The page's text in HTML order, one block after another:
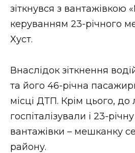
ВІДЕО
зіткнувся з вантажівкою
керуванням 23-річного
Хуст.
Внаслідок зіткнення
та його 46-річна
місці ДТП. Крім цього, до
госпіталізували і 23-
вантажівки – мешканку
району.